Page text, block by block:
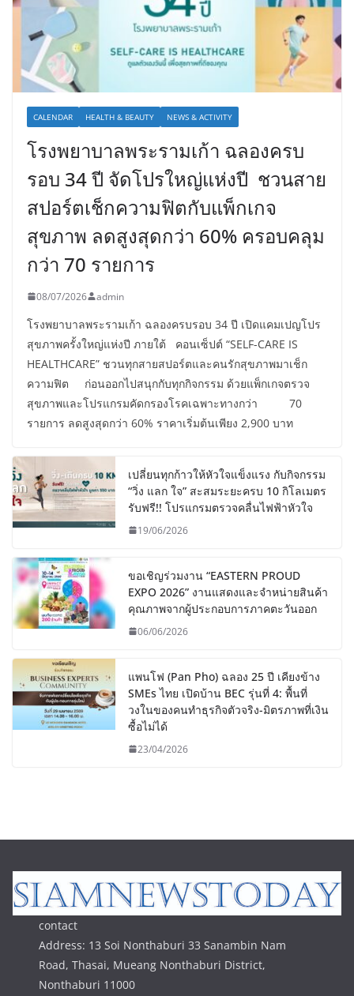
CALENDAR HEALTH & BEAUTY NEWS & ACTIVITY
โรงพยาบาลพระรามเก้า ฉลองครบ
รอบ 34 ปี จัดโปรใหญ่แห่งปี ชวนสาย
สปอร์ตเช็กความฟิตกับแพ็กเกจ
สุขภาพ ลดสูงสุดกว่า 60% ครอบคลุม
กว่า 70 รายการ
08/07/2026 admin
โรงพยาบาลพระรามเก้า ฉลองครบรอบ 34 ปี เปิดแคมเปญโปร
สุขภาพครั้งใหญ่แห่งปี ภายใต้ คอนเซ็ปต์ “SELF-CARE IS
HEALTHCARE” ชวนทุกสายสปอร์ตและคนรักสุขภาพมาเช็ก
ความฟิต ก่อนออกไปสนุกกับทุกกิจกรรม ด้วยแพ็กเกจตรวจ
สุขภาพและโปรแกรมคัดกรองโรคเฉพาะทางกว่า 70
รายการ ลดสูงสุดกว่า 60% ราคาเริ่มต้นเพียง 2,900 บาท
เปลี่ยนทุกก้าวให้หัวใจแข็งแรง กับกิจกรรม
“วิ่ง แลก ใจ” สะสมระยะครบ 10 กิโลเมตร
รับฟรี!! โปรแกรมตรวจคลื่นไฟฟ้าหัวใจ
19/06/2026
ขอเชิญร่วมงาน “EASTERN PROUD
EXPO 2026” งานแสดงและจำหน่ายสินค้า
คุณภาพจากผู้ประกอบการภาคตะวันออก
06/06/2026
แพนโฟ (Pan Pho) ฉลอง 25 ปี เคียงข้าง
SMEs ไทย เปิดบ้าน BEC รุ่นที่ 4: พื้นที่
วงในของคนทำธุรกิจตัวจริง-มิตรภาพที่เงิน
ซื้อไม่ได้
23/04/2026
contact
Address: 13 Soi Nonthaburi 33 Sanambin Nam
Road, Thasai, Mueang Nonthaburi District,
Nonthaburi 11000